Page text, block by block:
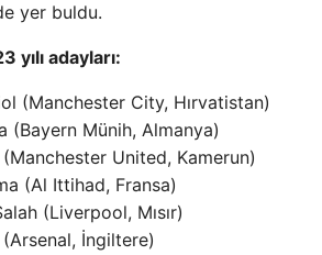
yer buldu.
yılı adayları:
(Manchester City, Hırvatistan)
(Bayern Münih, Almanya)
United, Kamerun)
(Al Ittihad, Fransa)
(Liverpool, Mısır)
İngiltere)